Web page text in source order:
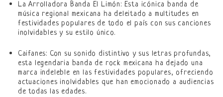
La Arrolladora Banda El Limón: Esta icónica banda de
música regional mexicana ha deleitado a multitudes en
festividades populares de todo el país con sus canciones
inolvidables y su estilo único.
Caifanes: Con su sonido distintivo y sus letras profundas,
esta legendaria banda de rock mexicana ha dejado una
marca indeleble en las festividades populares, ofreciendo
actuaciones inolvidables que han emocionado a audiencias
de todas las edades.